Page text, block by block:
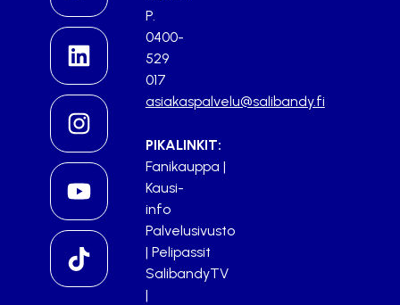
P.
0400-
529
017
asiakaspalvelu@salibandy.fi
PIKALINKIT:
Fanikauppa |
Kausi-
info
Palvelusivusto
| Pelipassit
SalibandyTV
|